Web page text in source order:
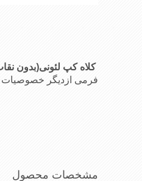
کلاه کپ لئونی(بدون
فرمی ازدیگر خصوصیات
مشخصات محصول